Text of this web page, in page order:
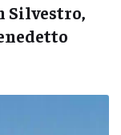
Silvestro,